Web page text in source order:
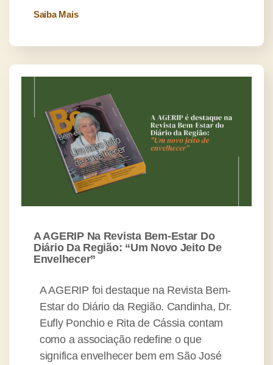
Saiba Mais
A AGERIP Na Revista Bem-Estar Do
Diário Da Região: “Um Novo Jeito De
Envelhecer”
A AGERIP foi destaque na Revista Bem-
Estar do Diário da Região. Candinha, Dr.
Eufly Ponchio e Rita de Cássia contam
como a associação redefine o que
significa envelhecer bem em São José